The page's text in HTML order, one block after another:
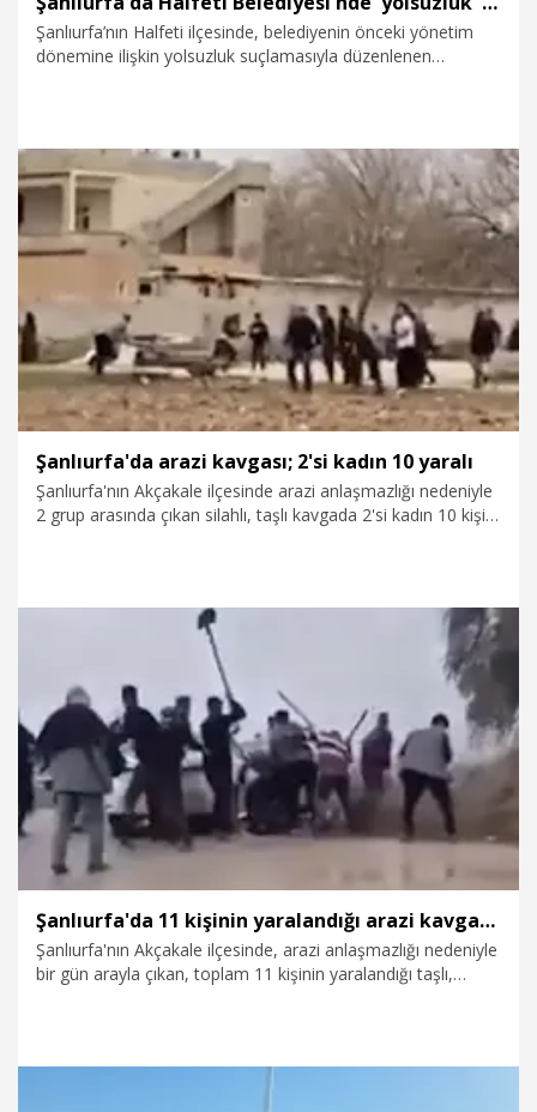
Şanlıurfa’nın Halfeti ilçesinde, belediyenin önceki yönetim
dönemine ilişkin yolsuzluk suçlamasıyla düzenlenen
24.04.2026 Gündem
Şanlıurfa'da arazi kavgası; 2'si kadın 10 yaralı
Şanlıurfa'nın Akçakale ilçesinde arazi anlaşmazlığı nedeniyle
2 grup arasında çıkan silahlı, taşlı kavgada 2'si kadın 10 kişi
17.02.2026 Foto Galeri
Şanlıurfa'da 11 kişinin yaralandığı arazi kavgasına ilişkin 6 gözaltı
Şanlıurfa'nın Akçakale ilçesinde, arazi anlaşmazlığı nedeniyle
bir gün arayla çıkan, toplam 11 kişinin yaralandığı taşlı,